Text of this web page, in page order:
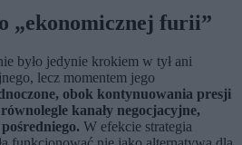
„ekonomicznej furii”
było jedynie krokiem w tył ani
lecz momentem jego
obok kontynuowania presji
kanały negocjacyjne,
W efekcie strategia